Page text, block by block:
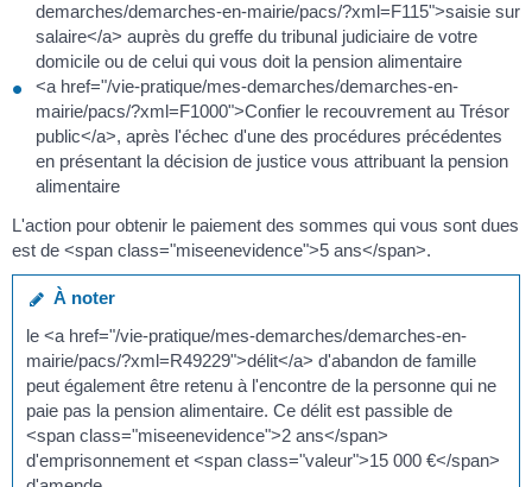
demarches/demarches-en-mairie/pacs/?xml=F115">saisie sur
salaire</a> auprès du greffe du tribunal judiciaire de votre
domicile ou de celui qui vous doit la pension alimentaire
<a href="/vie-pratique/mes-demarches/demarches-en-
mairie/pacs/?xml=F1000">Confier le recouvrement au Trésor
public</a>, après l'échec d'une des procédures précédentes
en présentant la décision de justice vous attribuant la pension
alimentaire
L'action pour obtenir le paiement des sommes qui vous sont dues
est de <span class="miseenevidence">5 ans</span>.
À noter
le <a href="/vie-pratique/mes-demarches/demarches-en-
mairie/pacs/?xml=R49229">délit</a> d'abandon de famille
peut également être retenu à l'encontre de la personne qui ne
paie pas la pension alimentaire. Ce délit est passible de
<span class="miseenevidence">2 ans</span>
d'emprisonnement et <span class="valeur">15 000 €</span>